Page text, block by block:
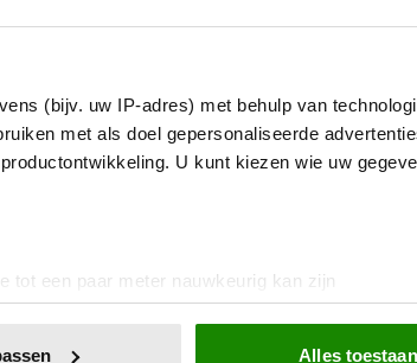
(bijv. uw IP-adres) met behulp van
met als doel gepersonaliseerde
U kunt kiezen wie uw
tot een paar meter nauwkeurig kan zijn
eigenschappen (fingerprinting)
Alles toestaan